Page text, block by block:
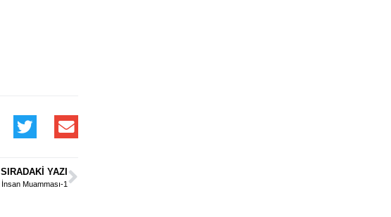
SIRADAKI YAZI
İnsan Muamması-1